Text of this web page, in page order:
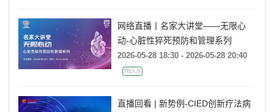
网络直播丨名家大讲堂——无限心
动-心脏性猝死预防和管理系列
2026-05-28 18:30 - 2026-05-28 20:40
771人次
直播回看 | 新势例-CIED创新疗法病